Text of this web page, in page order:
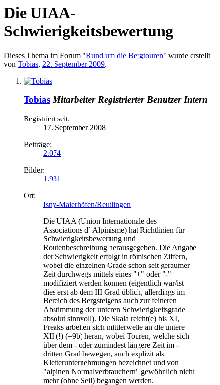
Die UIAA-
Schwierigkeitsbewertung
Dieses Thema im Forum "Rund um die Bergtouren" wurde erstellt
von Tobias, 22. September 2009.
Tobias Mitarbeiter Registrierter Benutzer Intern
Registriert seit:
17. September 2008
Beiträge:
2.074
Bilder:
1.931
Ort:
Isny-Maierhöfen/Reutlingen
Die UIAA (Union Internationale des
Associations d` Alpinisme) hat Richtlinien für
Schwierigkeitsbewertung und
Routenbeschreibung herausgegeben. Die Angabe
der Schwierigkeit erfolgt in römischen Ziffern,
wobei die einzelnen Grade schon seit geraumer
Zeit durchwegs mittels eines "+" oder "-"
modifiziert werden können (eigentlich war/ist
dies erst ab dem III Grad üblich, allerdings im
Bereich des Bergsteigens auch zur feineren
Abstimmung der unteren Schwierigkeitsgrade
absolut sinnvoll). Die Skala reicht(e) bis XI,
Freaks arbeiten sich mittlerweile an die untere
XII (!) (=9b) heran, wobei Touren, welche sich
über dem - oder zumindest längere Zeit im -
dritten Grad bewegen, auch explizit als
Kletterunternehmungen bezeichnet und von
"alpinen Normalverbrauchern" gewöhnlich nicht
mehr (ohne Seil) begangen werden.